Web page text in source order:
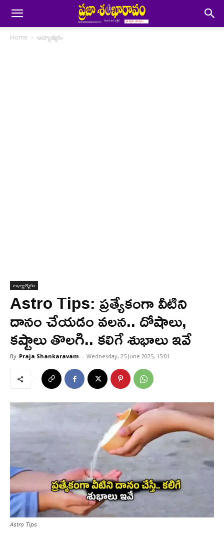
Home ఆధ్యాత్మికం
ఆధ్యాత్మికం
Astro Tips: ప్రత్యేకంగా వీటిని
దానం చేయడం వలన.. దోషాలు,
కష్టాలు తొలగి.. కలిగే శుభాలు ఇవే
By Praja Shankaravam - Wednesday, 25 June 2025, 15:01
Astro Tips